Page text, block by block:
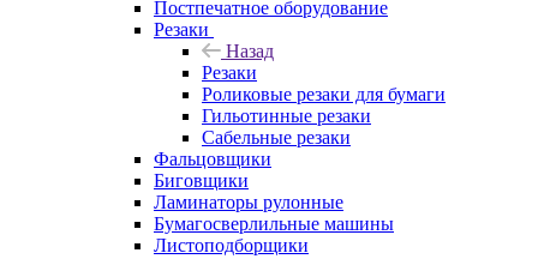
Постпечатное оборудование
Резаки
Назад
Резаки
Роликовые резаки для бумаги
Гильотинные резаки
Сабельные резаки
Фальцовщики
Биговщики
Ламинаторы рулонные
Бумагосверлильные машины
Листоподборщики